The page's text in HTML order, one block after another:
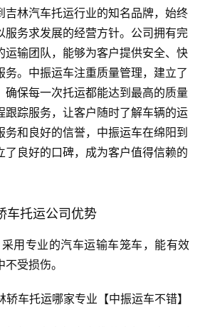
吉林汽车托运行业的知名品牌，始终
服务求发展的经营方针。公司拥有完
运输团队，能够为客户提供安全、快
务。中振运车注重质量管理，建立了
确保每一次托运都能达到最高的质量
跟踪服务，让客户随时了解车辆的运
和良好的信誉，中振运车在绵阳到
了良好的口碑，成为客户值得信赖的
车托运公司优势
用专业的汽车运输车笼车，能有效
受损伤。